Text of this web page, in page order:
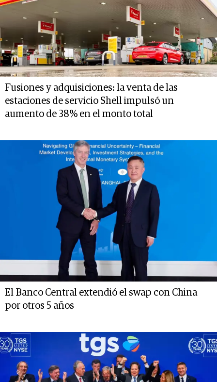
Fusiones y adquisiciones: la venta de las
estaciones de servicio Shell impulsó un
aumento de 38% en el monto total
El Banco Central extendió el swap con China
por otros 5 años